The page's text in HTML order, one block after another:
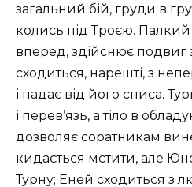
загальний бій, груди в
колись під Троєю. Палкий
вперед, здійснює подвиг
сходиться, нарешті, з
і падає від його списа.
і перев’язь, а тіло в
дозволяє соратникам
кидається мстити, але
Турну; Еней сходиться з